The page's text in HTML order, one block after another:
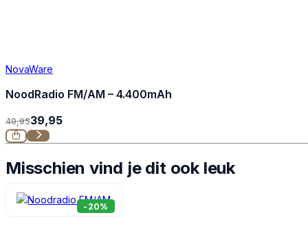
NovaWare
NoodRadio FM/AM – 4.400mAh
49,9539,95
Misschien vind je dit ook leuk
-20%